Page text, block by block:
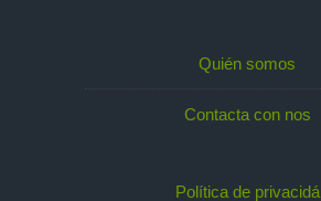
Quién somos
Contacta con nos
Política de privacidá